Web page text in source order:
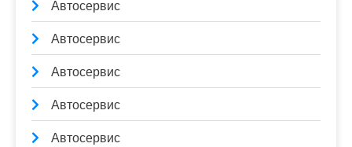
Автосервис
Автосервис
Автосервис
Автосервис
Автосервис